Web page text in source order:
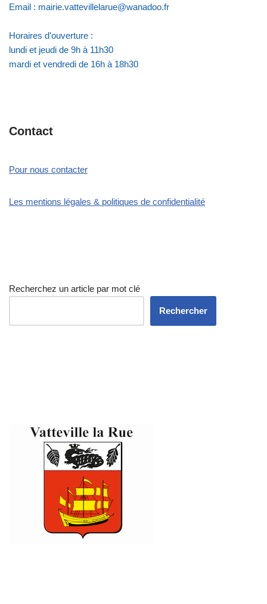
Email : mairie.vattevillelarue@wanadoo.fr
Horaires d'ouverture :
lundi et jeudi de 9h à 11h30
mardi et vendredi de 16h à 18h30
Contact
Pour nous contacter
Les mentions légales & politiques de confidentialité
Recherchez un article par mot clé
Rechercher